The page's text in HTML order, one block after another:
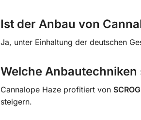
Ist der Anbau von
Ja, unter Einhaltung der deutschen
Welche
Cannalope Haze profitiert von
steigern.